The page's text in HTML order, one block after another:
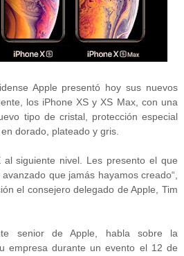
Apple presentó hoy sus nuevos
los iPhone XS y XS Max, con una
tipo de cristal, protección especial
dorado, plateado y gris.
al siguiente nivel. Les presento el que
que jamás hayamos creado“,
el consejero delegado de Apple, Tim
senior de Apple, habla sobre la
empresa durante un evento el 12 de